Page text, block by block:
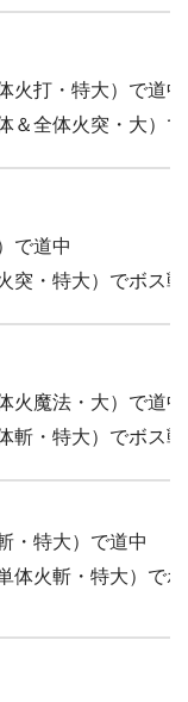
火打・特大）で道中
＆全体火突・大）
で道中
突・特大）でボス戦
火魔法・大）で道中
斬・特大）でボス戦
・特大）で道中
体火斬・特大）で